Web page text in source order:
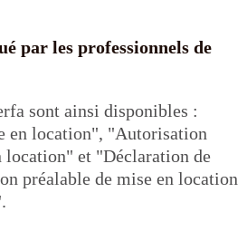
par les professionnels de
sont ainsi disponibles :
en location", "Autorisation
location" et "Déclaration de
préalable de mise en location